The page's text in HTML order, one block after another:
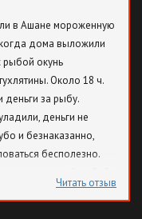
видно было, что
После
покупки, и я
Позвонила по номеру
она выслушала
она не сочла
в Вашем магазине
покупки в среднем
расцениваю как
в Ашане мороженную
дома выложили
рыбой окунь
Около 18 ч.
деньги за рыбу.
деньги не
и безнаказанно,
бесполезно.
А рыба была
Читать отзыв